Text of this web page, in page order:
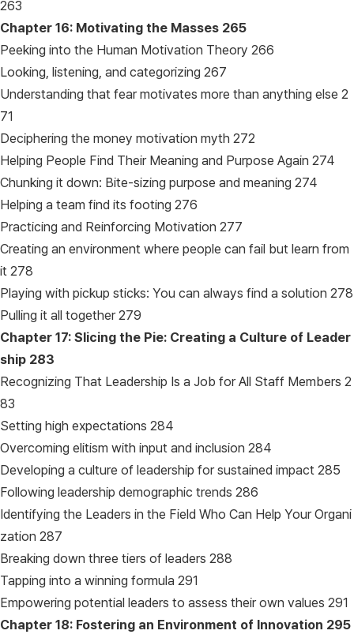
263
Chapter 16: Motivating the Masses 265
Peeking into the Human Motivation Theory 266
Looking, listening, and categorizing 267
Understanding that fear motivates more than anything else 2
71
Deciphering the money motivation myth 272
Helping People Find Their Meaning and Purpose Again 274
Chunking it down: Bite-sizing purpose and meaning 274
Helping a team find its footing 276
Practicing and Reinforcing Motivation 277
Creating an environment where people can fail but learn from
it 278
Playing with pickup sticks: You can always find a solution 278
Pulling it all together 279
Chapter 17: Slicing the Pie: Creating a Culture of Leader
ship 283
Recognizing That Leadership Is a Job for All Staff Members 2
83
Setting high expectations 284
Overcoming elitism with input and inclusion 284
Developing a culture of leadership for sustained impact 285
Following leadership demographic trends 286
Identifying the Leaders in the Field Who Can Help Your Organi
zation 287
Breaking down three tiers of leaders 288
Tapping into a winning formula 291
Empowering potential leaders to assess their own values 291
Chapter 18: Fostering an Environment of Innovation 295